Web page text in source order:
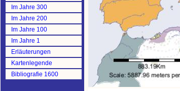
Im Jahre 300
Im Jahre 200
Im Jahre 100
Im Jahre 1
Erläuterungen
Kartenlegende
Bibliografie 1600